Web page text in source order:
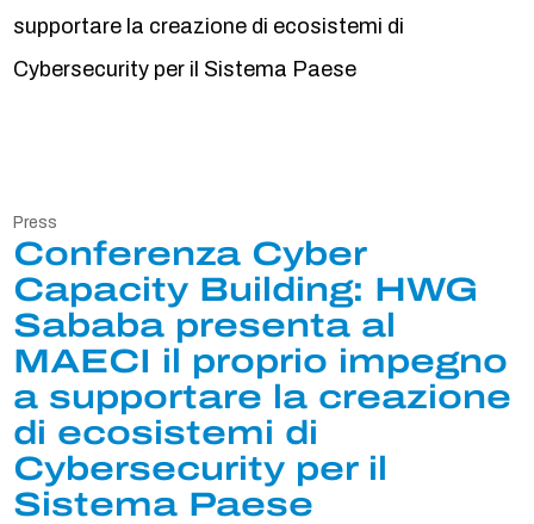
supportare la creazione di ecosistemi di
Cybersecurity per il Sistema Paese
Press
Conferenza Cyber
Capacity Building: HWG
Sababa presenta al
MAECI il proprio impegno
a supportare la creazione
di ecosistemi di
Cybersecurity per il
Sistema Paese